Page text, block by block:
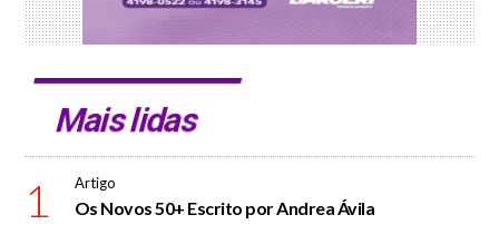
Mais lidas
1 Artigo
Os Novos 50+ Escrito por Andrea Ávila